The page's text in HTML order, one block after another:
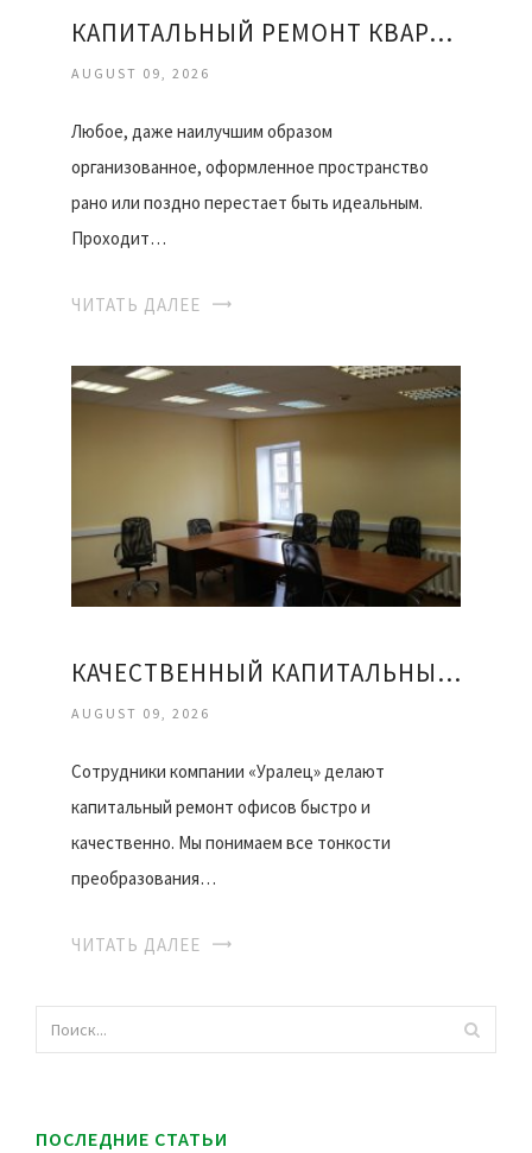
КАПИТАЛЬНЫЙ РЕМОНТ КВАРТИРЫ ОФИСА
AUGUST 09, 2026
Любое, даже наилучшим образом
организованное, оформленное пространство
рано или поздно перестает быть идеальным.
Проходит…
ЧИТАТЬ ДАЛЕЕ
КАЧЕСТВЕННЫЙ КАПИТАЛЬНЫЙ РЕМОНТ ОФИСОВ
AUGUST 09, 2026
Сотрудники компании «Уралец» делают
капитальный ремонт офисов быстро и
качественно. Мы понимаем все тонкости
преобразования…
ЧИТАТЬ ДАЛЕЕ
ПОСЛЕДНИЕ СТАТЬИ